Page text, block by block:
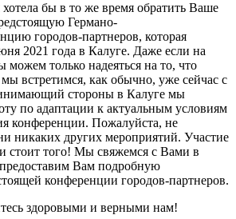
хотела бы в то же время обратить Ваше
Германо-
городов-партнеров, которая
2021 года в Калуге. Даже если на
только надеяться на то, что
встретимся, как обычно, уже сейчас с
стороны в Калуге мы
по адаптации к актуальным условиям
конференции. Пожалуйста, не
никаких других мероприятий. Участие
стоит того! Мы свяжемся с Вами в
Вам подробную
конференции городов-партнеров.
здоровыми и верными нам!